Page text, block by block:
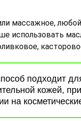
массажное,
использовать
подходит
кожей,
на